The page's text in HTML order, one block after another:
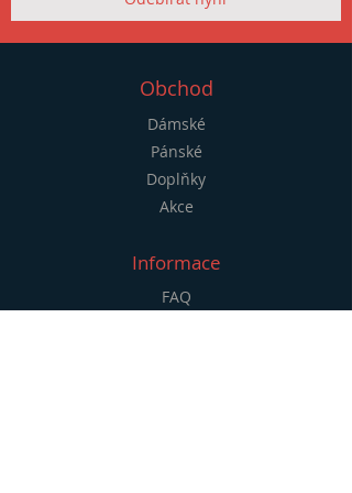
Obchod
Dámské
Pánské
Doplňky
Akce
Informace
FAQ